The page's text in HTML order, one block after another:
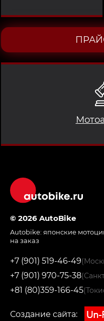
© 2026 AutoBike
Autobike: японские
на заказ
+7 (901) 519-46-49
+7 (901) 970-75-38
+81 (80)359-166-45
Создание сайта: